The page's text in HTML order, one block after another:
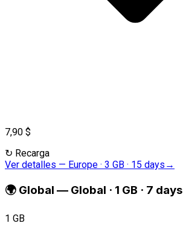
7,90 $
↻ Recarga
Ver detalles — Europe · 3 GB · 15 days →
🌍 Global — Global · 1 GB · 7 days
1 GB